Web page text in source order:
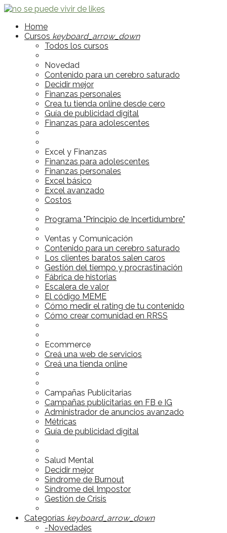
Home
Cursos keyboard_arrow_down
Todos los cursos
Novedad
Contenido para un cerebro saturado
Decidir mejor
Finanzas personales
Crea tu tienda online desde cero
Guía de publicidad digital
Finanzas para adolescentes
Excel y Finanzas
Finanzas para adolescentes
Finanzas personales
Excel básico
Excel avanzado
Costos
Programa "Principio de Incertidumbre"
Ventas y Comunicación
Contenido para un cerebro saturado
Los clientes baratos salen caros
Gestión del tiempo y procrastinación
Fábrica de historias
Escalera de valor
El código MEME
Cómo medir el rating de tu contenido
Cómo crear comunidad en RRSS
Ecommerce
Creá una web de servicios
Creá una tienda online
Campañas Publicitarias
Campañas publicitarias en FB e IG
Administrador de anuncios avanzado
Métricas
Guía de publicidad digital
Salud Mental
Decidir mejor
Síndrome de Burnout
Síndrome del Impostor
Gestión de Crisis
Categorías keyboard_arrow_down
-Novedades